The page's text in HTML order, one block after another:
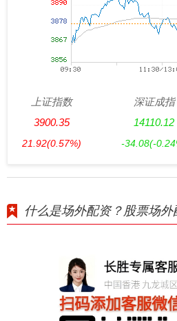
上证指数
3900.35
21.92(0.57%)
深证成指
14110.12
-34.08(-
什么是场外配资？股票场